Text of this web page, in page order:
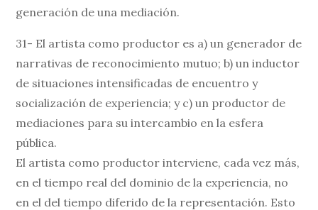
generación de una mediación.
31- El artista como productor es a) un generador de
narrativas de reconocimiento mutuo; b) un inductor
de situaciones intensificadas de encuentro y
socialización de experiencia; y c) un productor de
mediaciones para su intercambio en la esfera
pública.
El artista como productor interviene, cada vez más,
en el tiempo real del dominio de la experiencia, no
en el del tiempo diferido de la representación. Esto